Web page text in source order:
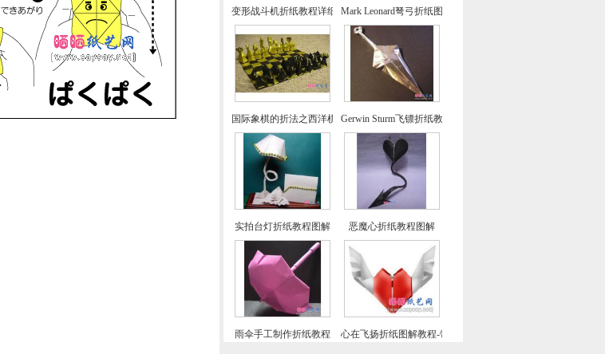
变形战斗机折纸教程详细图解Mark Leonard弩弓折纸图解教程
国际象棋的折法之西洋棋折纸教程Gerwin Sturm飞镖折纸教程图解
实拍台灯折纸教程图解 恶魔心折纸教程图解
雨伞手工制作折纸教程 心在飞扬折纸图解教程-带翅膀的心形折纸